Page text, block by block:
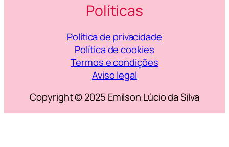
Políticas
Política de privacidade
Política de cookies
Termos e condições
Aviso legal
Copyright © 2025 Emilson Lúcio da Silva